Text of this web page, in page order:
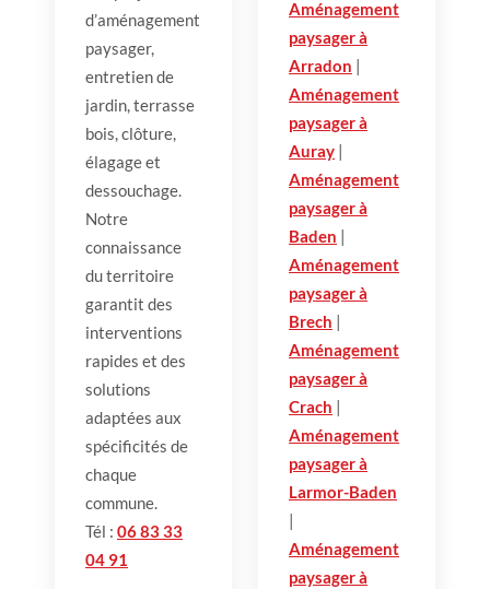
d’aménagement
paysager,
entretien de
jardin, terrasse
bois, clôture,
élagage et
dessouchage.
Notre
connaissance
du territoire
garantit des
interventions
rapides et des
solutions
adaptées aux
spécificités de
chaque
commune.
Tél : 06 83 33
04 91
Aménagement
paysager à
Arradon |
Aménagement
paysager à
Auray |
Aménagement
paysager à
Baden |
Aménagement
paysager à
Brech |
Aménagement
paysager à
Crach |
Aménagement
paysager à
Larmor-Baden
|
Aménagement
paysager à